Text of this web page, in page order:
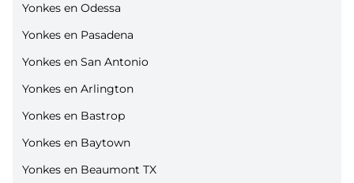
Yonkes en Odessa
Yonkes en Pasadena
Yonkes en San Antonio
Yonkes en Arlington
Yonkes en Bastrop
Yonkes en Baytown
Yonkes en Beaumont TX